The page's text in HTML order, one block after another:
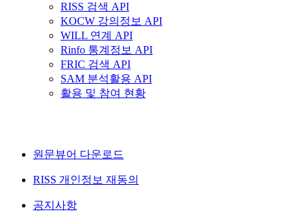
RISS 검색 API
KOCW 강의정보 API
WILL 연계 API
Rinfo 통계정보 API
FRIC 검색 API
SAM 분석활용 API
활용 및 참여 현황
원문뷰어 다운로드
RISS 개인정보 재동의
공지사항